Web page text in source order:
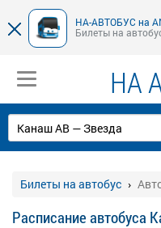
НА-АВТОБУС на
Билеты на
НА
Билеты на автобус
Расписание автобуса